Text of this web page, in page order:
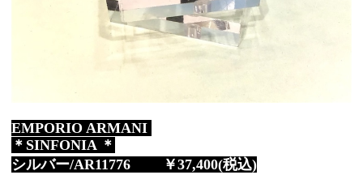
EMPORIO ARMANI
＊SINFONIA ＊
シルバー/AR11776 ￥37,400(税込)